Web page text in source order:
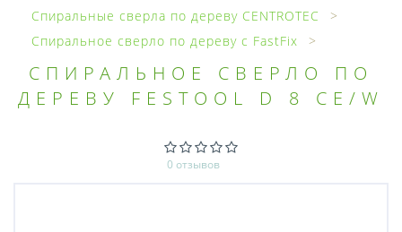
Спиральные сверла по дереву CENTROTEC
Спиральное сверло по дереву с FastFix
СПИРАЛЬНОЕ СВЕРЛО ПО
ДЕРЕВУ FESTOOL D 8 CE/W
0 отзывов